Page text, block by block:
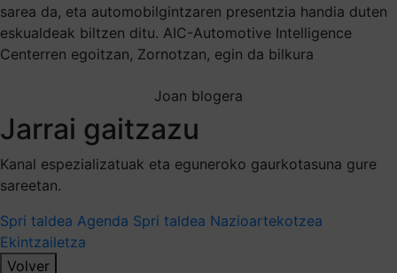
sarea da, eta automobilgintzaren presentzia handia duten
eskualdeak biltzen ditu. AIC-Automotive Intelligence
Centerren egoitzan, Zornotzan, egin da bilkura
Joan blogera
Jarrai gaitzazu
Kanal espezializatuak eta eguneroko gaurkotasuna gure
sareetan.
Spri taldea Agenda Spri taldea Nazioartekotzea
Ekintzailetza
Volver